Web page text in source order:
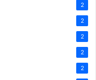
2
2
2
2
2